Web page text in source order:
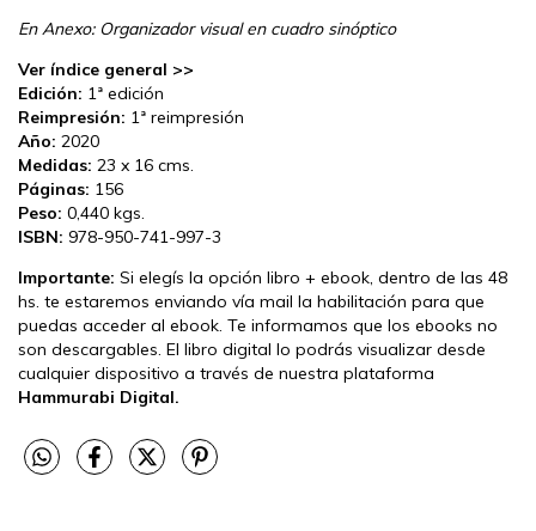
En Anexo: Organizador visual en cuadro sinóptico
Ver índice general >>
Edición: 1ª edición
Reimpresión: 1ª reimpresión
Año: 2020
Medidas: 23 x 16 cms.
Páginas: 156
Peso: 0,440 kgs.
ISBN: 978-950-741-997-3
Importante: Si elegís la opción libro + ebook, dentro de las 48
hs. te estaremos enviando vía mail la habilitación para que
puedas acceder al ebook. Te informamos que los ebooks no
son descargables. El libro digital lo podrás visualizar desde
cualquier dispositivo a través de nuestra plataforma
Hammurabi Digital.